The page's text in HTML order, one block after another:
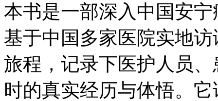
本书是一部深入中国安
基于中国多家医院实地
旅程，记录下医护人员
时的真实经历与体悟。